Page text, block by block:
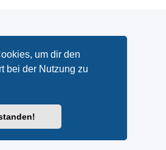
um dir den
bei der Nutzung zu